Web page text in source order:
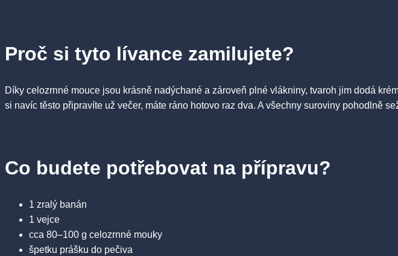
Proč si tyto lívance zamilujete?
Díky celozrnné mouce jsou krásně nadýchané a zároveň plné vlákniny, tvaroh jim dodá
si navíc těsto připravíte už večer, máte ráno hotovo raz dva. A všechny suroviny pohodlně
Co budete potřebovat na přípravu?
1 zralý banán
1 vejce
cca 80–100 g celozrnné mouky
špetku prášku do pečiva